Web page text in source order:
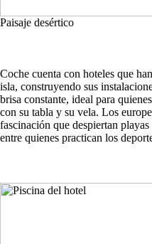
Paisaje desértico
Coche cuenta con hoteles que
isla, construyendo sus
brisa constante, ideal para
con su tabla y su vela. Los
fascinación que despiertan
entre quienes practican los